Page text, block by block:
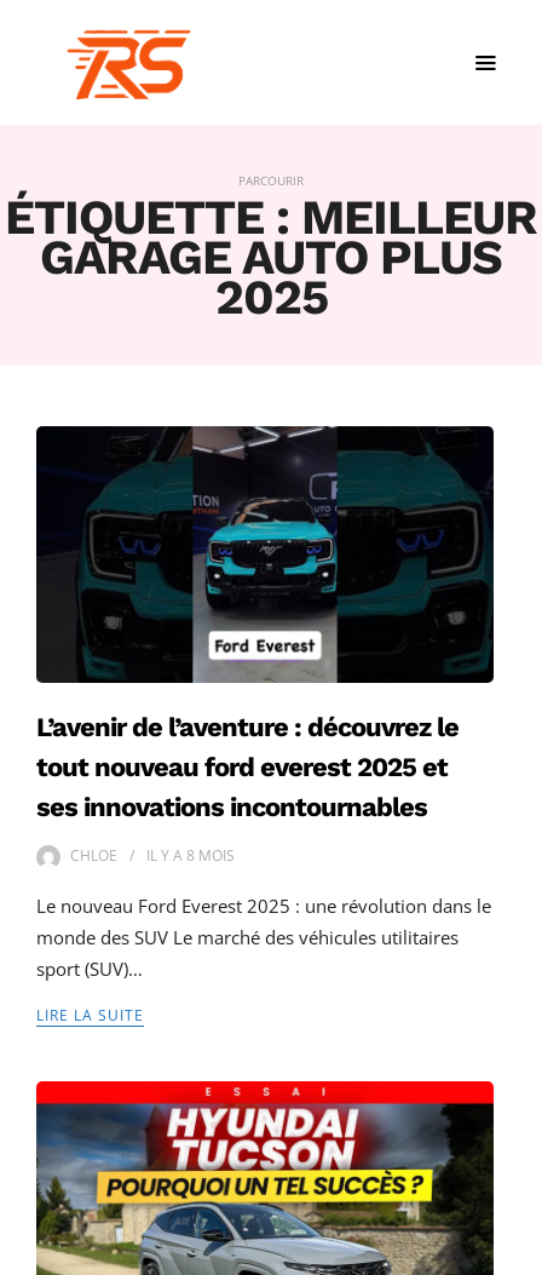
PARCOURIR
ÉTIQUETTE : MEILLEUR
GARAGE AUTO PLUS
2025
L’avenir de l’aventure : découvrez le
tout nouveau ford everest 2025 et
ses innovations incontournables
CHLOE IL Y A8 MOIS
Le nouveau Ford Everest 2025 : une révolution dans le
monde des SUV Le marché des véhicules utilitaires
sport (SUV)…
LIRE LA SUITE